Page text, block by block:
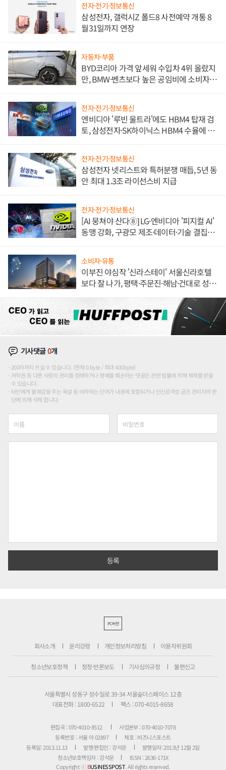
전자·전기·정보통신
삼성전자, 갤럭시Z 폴드8 사전예약 개통 8
월31일까지 연장
자동차·부품
BYD코리아 가격 앞세워 수입차 4위 올랐지
만, BMW·벤츠보다 높은 공임비에 소비자
전자·전기·정보통신
엔비디아 '루빈 울트라'에도 HBM4 탑재 검
토, 삼성전자·SK하이닉스 HBM4 수율에 주
전자·전기·정보통신
삼성전자 넷리스트와 특허분쟁 매듭, 5년 동
안 최대 1.3조 라이선스비 지급
전자·전기·정보통신
[AI 뭉쳐야 산다⑧] LG·엔비디아 '피지컬 AI'
동맹 강화, 구광모 제조·데이터·기술 결집
소비자·유통
이부진 야심작 '신라스테이' 서울신라호텔
보다 잘 나가, 평택·주문진·해남·건대로 성
기사댓글0개
200자까지 쓰실 수 있습니다. (현재 0 byte / 최대 400byte)
저작권 등 다른 사람의 권리를 침해하거나 명예를 훼손하는 댓글은 관련 법률에 의해 제재를 받을
수 있습니다.
타인에게 불쾌감을 주는 욕설 등 비하하는 단어가 내용에 포함되거나 인신공격성 글은 관리자의 판
단에 의해 삭제 합니다.
PC버전
회사소개 윤리강령 개인정보처리방침 이용자위원회
청소년보호정책 정정·반론보도 기사심의규정 불편신고
서울특별시 성동구 성수일로 39-34 서울숲더스페이스 12층
대표전화 : 1800-6522
팩스 : 070-4015-8658
편집국 : 070-4010-8512
사업본부 : 070-4010-7078
등록번호 : 서울 아 02897
제호 : 비즈니스포스트
등록일: 2013.11.13
발행·편집인 : 강석운
발행일자: 2013년 12월 2일
청소년보호책임자 : 강석운
ISSN : 2636-171X
Copyright ⓒBUSINESSPOST. All rights reserved.